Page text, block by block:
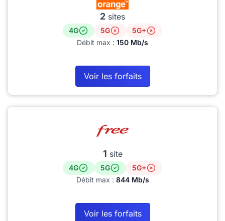
2 sites
4G 5G
5G+
Débit max : 150 Mb/s
Voir les forfaits
1 site
4G 5G
5G+
Débit max : 844 Mb/s
Voir les forfaits